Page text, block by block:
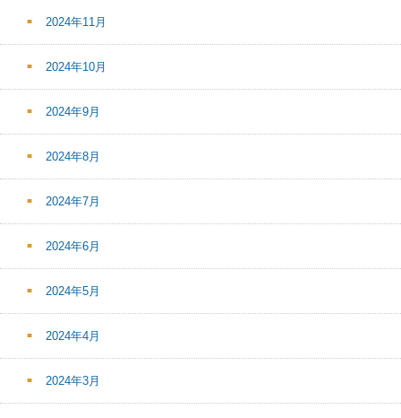
2024年11月
2024年10月
2024年9月
2024年8月
2024年7月
2024年6月
2024年5月
2024年4月
2024年3月